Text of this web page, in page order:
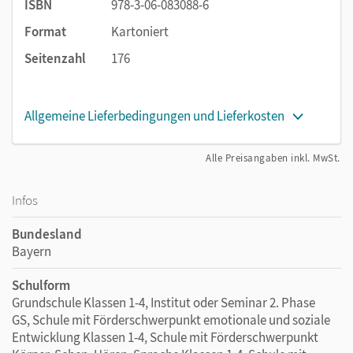
ISBN
978-3-06-083088-6
Format
Kartoniert
Seitenzahl
176
Allgemeine Lieferbedingungen und Lieferkosten
Alle Preisangaben inkl. MwSt.
Infos
Bundesland
Bayern
Schulform
Grundschule Klassen 1-4, Institut oder Seminar 2. Phase
GS, Schule mit Förderschwerpunkt emotionale und soziale
Entwicklung Klassen 1-4, Schule mit Förderschwerpunkt